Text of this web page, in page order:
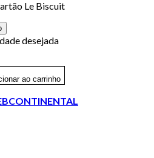
Le Biscuit
desejada
ao carrinho